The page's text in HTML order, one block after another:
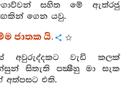
සහිත මේ ඇත්රජු
ගෙන යවු.
ජාතක යි.
අවුරුද්දකට වැඩි කලක්
සිතැති පක්‍ෂීහු මා සැක
එති.